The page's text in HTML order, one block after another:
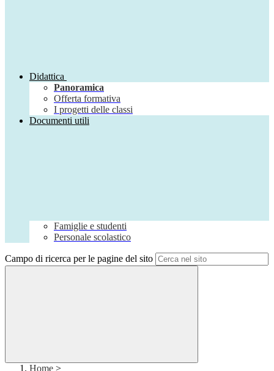
Didattica
Panoramica
Offerta formativa
I progetti delle classi
Documenti utili
Famiglie e studenti
Personale scolastico
Campo di ricerca per le pagine del sito
Home >